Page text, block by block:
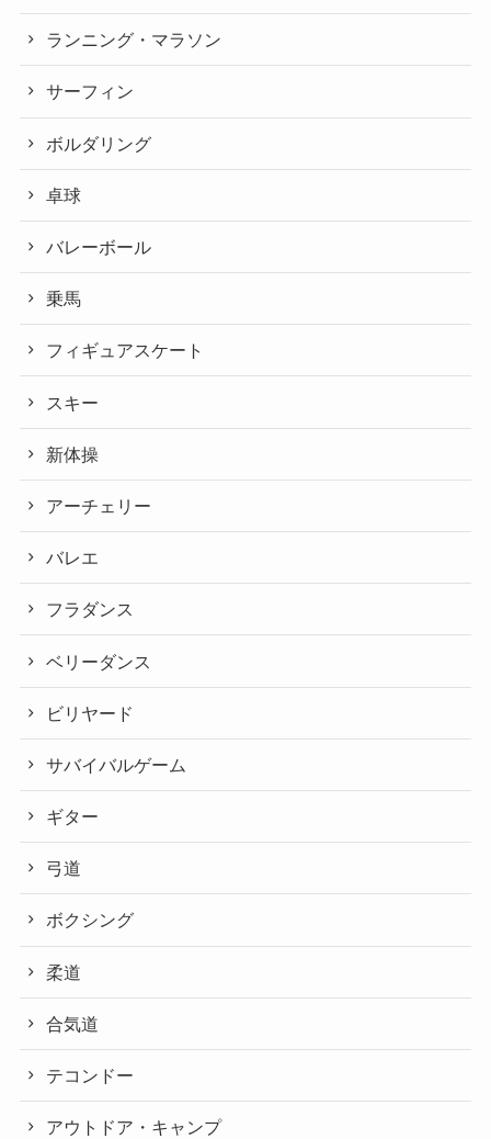
ランニング・マラソン
サーフィン
ボルダリング
卓球
バレーボール
乗馬
フィギュアスケート
スキー
新体操
アーチェリー
バレエ
フラダンス
ベリーダンス
ビリヤード
サバイバルゲーム
ギター
弓道
ボクシング
柔道
合気道
テコンドー
アウトドア・キャンプ